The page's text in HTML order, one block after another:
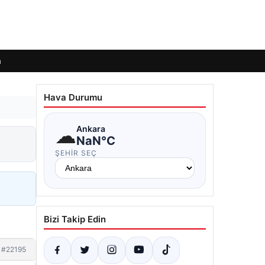
#22195
Hava Durumu
☁Ankara
NaN°C
ŞEHIR SEÇ
Bizi Takip Edin